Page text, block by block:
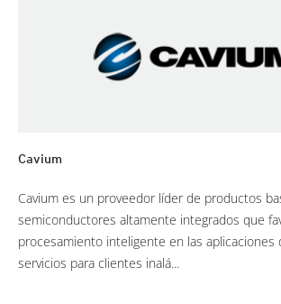
Cavium
Cavium es un proveedor líder de productos
semiconductores altamente integrados que
procesamiento inteligente en las aplicaciones
servicios para clientes inalá...